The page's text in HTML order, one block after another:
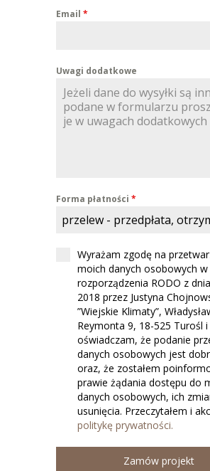
Email *
Uwagi dodatkowe
Forma płatności *
Wyrażam zgodę na
moich danych osobowych
rozporządzenia RODO z
2018 przez Justyna
”Wiejskie Klimaty”,
Reymonta 9, 18-525 Turośl i
oświadczam, że podanie
danych osobowych jest
oraz, że zostałem
prawie żądania dostępu do
danych osobowych, ich
usunięcia. Przeczytałem i
politykę prywatności.
Zamów projekt